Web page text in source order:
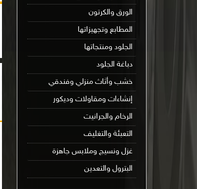
الورق والكرتون
المطابع وتجهيزاتها
الجلود ومنتجاتها
دباغة الجلود
خشب وأثاث منزلي وفندقي
إنشاءات ومقاولات وديكور
الرخام والجرانيت
التعبئة والتغليف
غزل ونسيج وملابس جاهزة
البترول والتعدين